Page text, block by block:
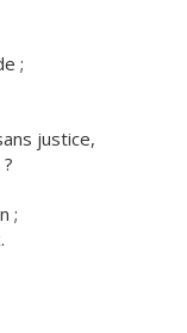
;
justice,
;